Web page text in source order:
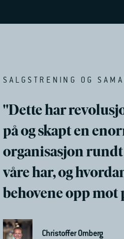
SALGSTRENING OG
"Dette har
på og skapt en
organisasjon
våre har, og
behovene opp
Christoffer Omberg
Merete Borg Larsen